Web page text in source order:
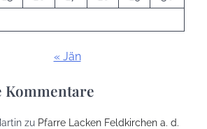
« Jän
Kommentare
zu Pfarre Lacken Feldkirchen a. d.